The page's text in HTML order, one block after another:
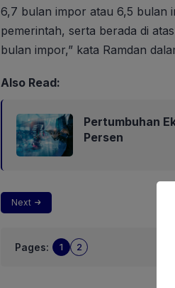
6,7 bulan impor atau 6,5 bulan
pemerintah, serta berada di
bulan impor,” kata Ramdan
Also Read:
Pertumbuhan
Persen
Next
Pages: 1 2